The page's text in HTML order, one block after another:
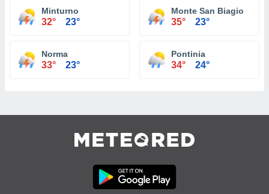
Minturno
32° 23°
Monte San Biagio
35° 23°
Norma
33° 23°
Pontinia
34° 24°